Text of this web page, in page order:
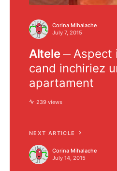
Corina Mihalache
July 7, 2015
Altele
Aspect
cand inchiriez
apartament
239 views
NEXT ARTICLE
Corina Mihalache
July 14, 2015